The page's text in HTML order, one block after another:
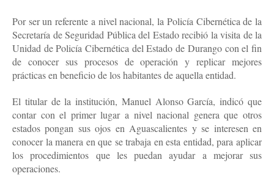
Por ser un referente a nivel nacional, la Policía Cibernética de la
Secretaría de Seguridad Pública del Estado recibió la visita de la
Unidad de Policía Cibernética del Estado de Durango con el fin
de conocer sus procesos de operación y replicar mejores
prácticas en beneficio de los habitantes de aquella entidad.
El titular de la institución, Manuel Alonso García, indicó que
contar con el primer lugar a nivel nacional genera que otros
estados pongan sus ojos en Aguascalientes y se interesen en
conocer la manera en que se trabaja en esta entidad, para aplicar
los procedimientos que les puedan ayudar a mejorar sus
operaciones.